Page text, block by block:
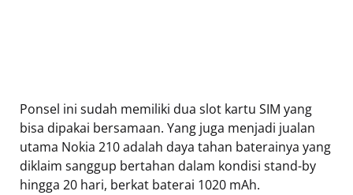
Ponsel ini sudah memiliki dua slot kartu SIM yang
bisa dipakai bersamaan. Yang juga menjadi jualan
utama Nokia 210 adalah daya tahan baterainya yang
diklaim sanggup bertahan dalam kondisi stand-by
hingga 20 hari, berkat baterai 1020 mAh.